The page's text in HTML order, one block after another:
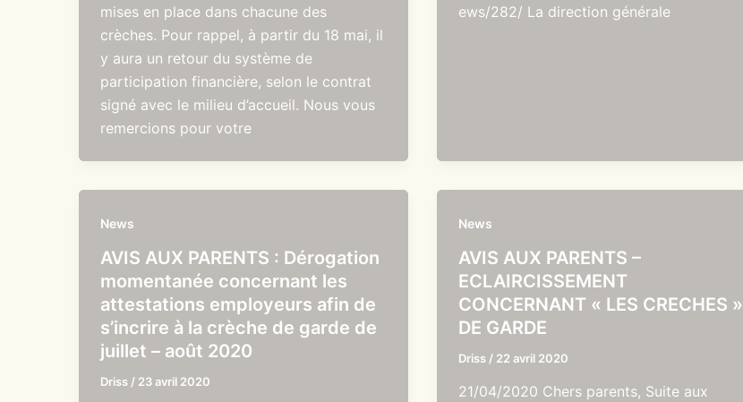
mises en place dans chacune des
crèches. Pour rappel, à partir du 18 mai, il
y aura un retour du système de
participation financière, selon le contrat
signé avec le milieu d’accueil. Nous vous
remercions pour votre
ews/282/ La direction générale
News
AVIS AUX PARENTS : Dérogation
momentanée concernant les
attestations employeurs afin de
s’incrire à la crèche de garde de
juillet – août 2020
Driss / 23 avril 2020
News
AVIS AUX PARENTS –
ECLAIRCISSEMENT
CONCERNANT « LES CRECHES »
DE GARDE
Driss / 22 avril 2020
21/04/2020 Chers parents, Suite aux